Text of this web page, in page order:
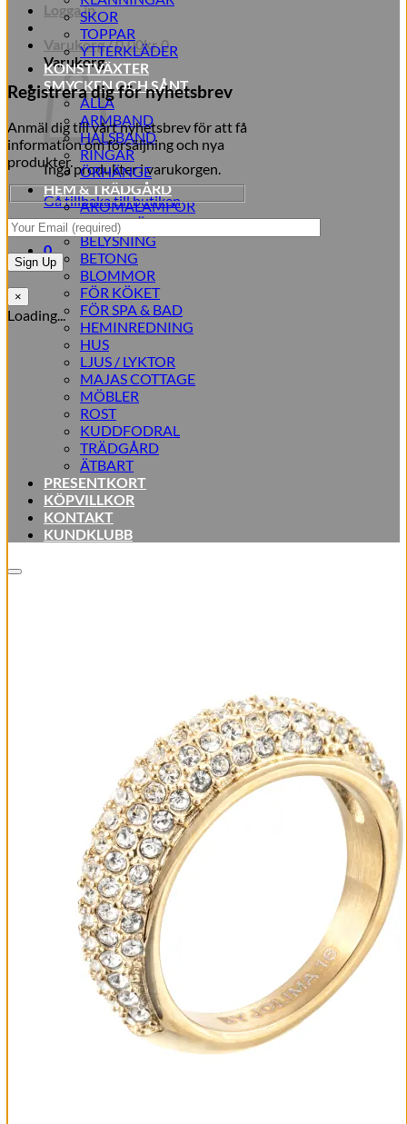
Registrera dig för nyhetsbrev
Anmäl dig till vårt nyhetsbrev för att få
information om försäljning och nya
produkter.
×
Loading...
Logga in
Varukorg /0,00kr 0
Varukorg
Inga produkter i varukorgen.
Gå tillbaka till butiken
0
SKOR
TOPPAR
YTTERKLÄDER
KONSTVÄXTER
SMYCKEN OCH SÅNT
ALLA
ARMBAND
HALSBAND
RINGAR
ÖRHÄNGE
HEM & TRÄDGÅRD
AROMALAMPOR
TILLBEHÖR
BELYSNING
BETONG
BLOMMOR
FÖR KÖKET
FÖR SPA & BAD
HEMINREDNING
HUS
LJUS / LYKTOR
MAJAS COTTAGE
MÖBLER
ROST
KUDDFODRAL
TRÄDGÅRD
ÄTBART
PRESENTKORT
KÖPVILLKOR
KONTAKT
KUNDKLUBB